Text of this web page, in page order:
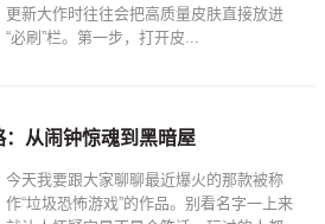
更新大作时往往会把高质量皮肤直接放进
“必刷”栏。第一步，打开皮...
从闹钟惊魂到黑暗屋
今天我要跟大家聊聊最近爆火的那款被称
作“垃圾恐怖游戏”的作品。别看名字一上来